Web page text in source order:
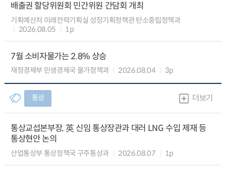
배출권 할당위원회 민간위원 간담회 개최
기획예산처 미래전략기획실 성장기획정책관 탄소중립정책과
2026.08.05
1p
7월 소비자물가는 2.8% 상승
재정경제부 민생경제국 물가정책과 2026.08.04 3p
통상 더보기
통상교섭본부장, 英 신임 통상장관과 대러 LNG 수입 제재 등
통상현안 논의
산업통상부 통상정책국 구주통상과 2026.08.07 1p